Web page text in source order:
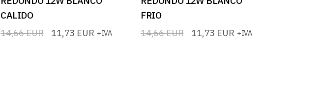
CALIDO
14,66EUR
El 11,73 EUR
El +IVA
FRIO
14,66EUR
El 11,73 EUR
El +IVA